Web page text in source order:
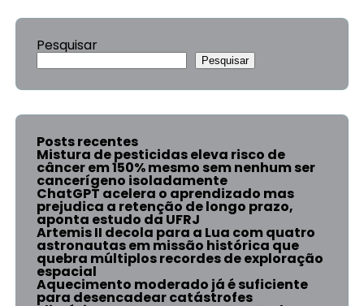
Pesquisar
Pesquisar
Posts recentes
Mistura de pesticidas eleva risco de
câncer em 150% mesmo sem nenhum ser
cancerígeno isoladamente
ChatGPT acelera o aprendizado mas
prejudica a retenção de longo prazo,
aponta estudo da UFRJ
Artemis II decola para a Lua com quatro
astronautas em missão histórica que
quebra múltiplos recordes de exploração
espacial
Aquecimento moderado já é suficiente
para desencadear catástrofes